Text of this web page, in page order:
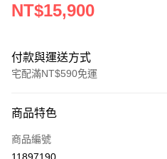
NT$15,900
付款與運送方式
宅配滿NT$590免運
信用卡一次付款
LINE Pay
商品特色
商品編號